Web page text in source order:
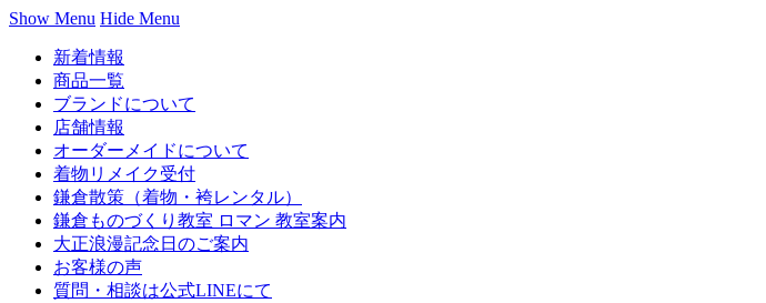
Show Menu Hide Menu
新着情報
商品一覧
ブランドについて
店舗情報
オーダーメイドについて
着物リメイク受付
鎌倉散策（着物・袴レンタル）
鎌倉ものづくり教室 ロマン 教室案内
大正浪漫記念日のご案内
お客様の声
質問・相談は公式LINEにて